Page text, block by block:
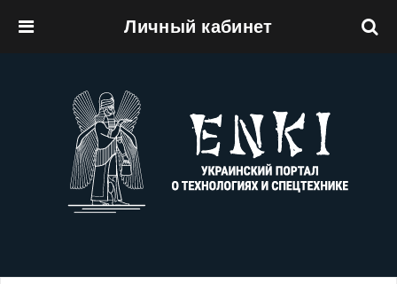
Личный кабинет